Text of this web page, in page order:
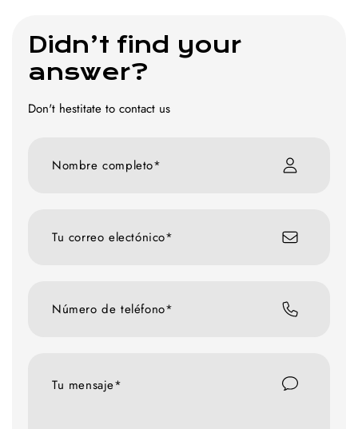
Didn’t find your
answer?
Don't hestitate to contact us
Nombre completo*
Tu correo electónico*
Número de teléfono*
Tu mensaje*